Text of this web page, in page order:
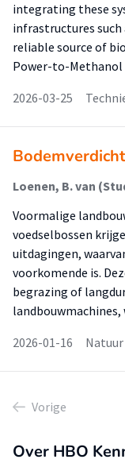
integrating these
infrastructures such
reliable source of
Power-to-
2026-03-25
Voormalige
voedselbossen
uitdagingen,
voorkomende is.
begrazing of
2026-01-16
Vorige
Over HBO